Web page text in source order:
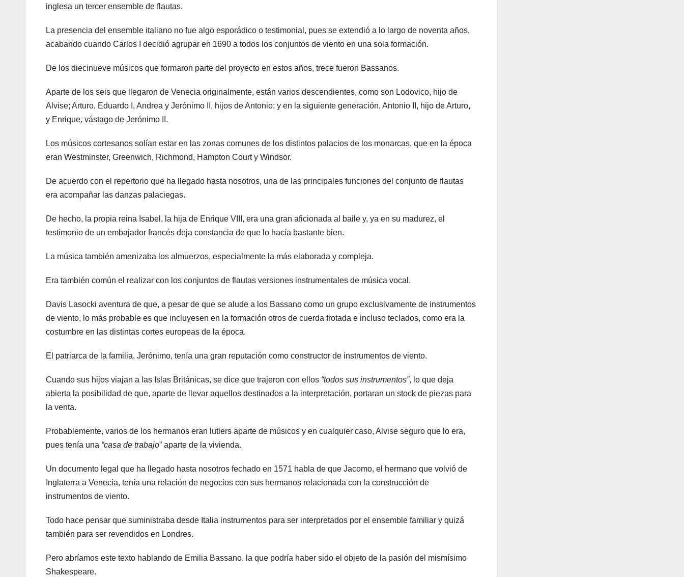
inglesa un tercer ensemble de flautas.
La presencia del ensemble italiano no fue algo esporádico o testimonial, pues se extendió a lo largo de noventa años,
acabando cuando Carlos I decidió agrupar en 1690 a todos los conjuntos de viento en una sola formación.
De los diecinueve músicos que formaron parte del proyecto en estos años, trece fueron Bassanos.
Aparte de los seis que llegaron de Venecia originalmente, están varios descendientes, como son Lodovico, hijo de
Alvise; Arturo, Eduardo I, Andrea y Jerónimo II, hijos de Antonio; y en la siguiente generación, Antonio II, hijo de Arturo,
y Enrique, vástago de Jerónimo II.
Los músicos cortesanos solían estar en las zonas comunes de los distintos palacios de los monarcas, que en la época
eran Westminster, Greenwich, Richmond, Hampton Court y Windsor.
De acuerdo con el repertorio que ha llegado hasta nosotros, una de las principales funciones del conjunto de flautas
era acompañar las danzas palaciegas.
De hecho, la propia reina Isabel, la hija de Enrique VIII, era una gran aficionada al baile y, ya en su madurez, el
testimonio de un embajador francés deja constancia de que lo hacía bastante bien.
La música también amenizaba los almuerzos, especialmente la más elaborada y compleja.
Era también común el realizar con los conjuntos de flautas versiones instrumentales de música vocal.
Davis Lasocki aventura de que, a pesar de que se alude a los Bassano como un grupo exclusivamente de instrumentos
de viento, lo más probable es que incluyesen en la formación otros de cuerda frotada e incluso teclados, como era la
costumbre en las distintas cortes europeas de la época.
El patriarca de la familia, Jerónimo, tenía una gran reputación como constructor de instrumentos de viento.
Cuando sus hijos viajan a las Islas Británicas, se dice que trajeron con ellos “todos sus instrumentos”, lo que deja
abierta la posibilidad de que, aparte de llevar aquellos destinados a la interpretación, portaran un stock de piezas para
la venta.
Probablemente, varios de los hermanos eran lutiers aparte de músicos y en cualquier caso, Alvise seguro que lo era,
pues tenía una “casa de trabajo” aparte de la vivienda.
Un documento legal que ha llegado hasta nosotros fechado en 1571 habla de que Jacomo, el hermano que volvió de
Inglaterra a Venecia, tenía una relación de negocios con sus hermanos relacionada con la construcción de
instrumentos de viento.
Todo hace pensar que suministraba desde Italia instrumentos para ser interpretados por el ensemble familiar y quizá
también para ser revendidos en Londres.
Pero abríamos este texto hablando de Emilia Bassano, la que podría haber sido el objeto de la pasión del mismísimo
Shakespeare.